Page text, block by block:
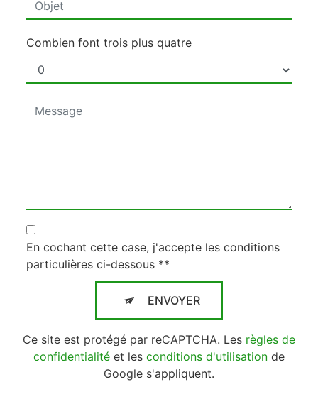
Combien font trois plus quatre
En cochant cette case, j'accepte les conditions
particulières ci-dessous **
ENVOYER
Ce site est protégé par reCAPTCHA. Les règles de
confidentialité et les conditions d'utilisation de
Google s'appliquent.